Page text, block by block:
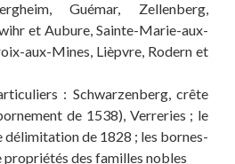
Guémar, Zellenberg,
et Aubure, Sainte-Marie-aux-
aux-Mines, Lièpvre, Rodern et
: Schwarzenberg, crête
de 1538), Verreries ; le
de 1828 ; les bornes-
propriétés des familles nobles